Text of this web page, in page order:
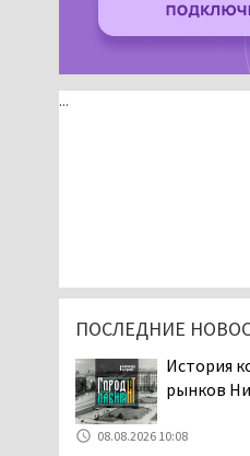
...
ПОСЛЕДНИЕ
История
рынков
08.08.2026 10:08